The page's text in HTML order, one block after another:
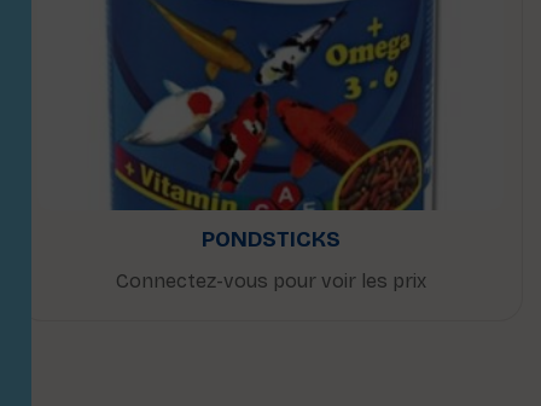
PONDSTICKS
Connectez-vous pour voir les prix